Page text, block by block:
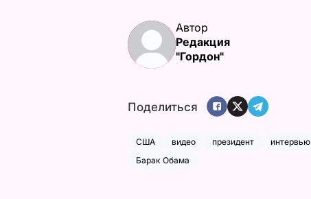
Автор
Редакция
"Гордон"
Поделиться
США видео президент интервью
Барак Обама